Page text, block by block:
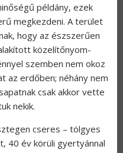
példány, ezek
megkezdeni. A terület
hogy az észszerűen
közelítőnyom-
szemben nem okoz
az erdőben; néhány nem
csak akkor vette
nekik.
cseres – tölgyes
40 év körüli gyertyánnal